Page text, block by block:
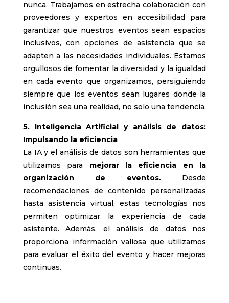
nunca. Trabajamos en estrecha colaboración con
proveedores y expertos en accesibilidad para
garantizar que nuestros eventos sean espacios
inclusivos, con opciones de asistencia que se
adapten a las necesidades individuales. Estamos
orgullosos de fomentar la diversidad y la igualdad
en cada evento que organizamos, persiguiendo
siempre que los eventos sean lugares donde la
inclusión sea una realidad, no solo una tendencia.
5. Inteligencia Artificial y análisis de datos:
Impulsando la eficiencia
La IA y el análisis de datos son herramientas que
utilizamos para mejorar la eficiencia en la
organización de eventos.Desde
recomendaciones de contenido personalizadas
hasta asistencia virtual, estas tecnologías nos
permiten optimizar la experiencia de cada
asistente. Además, el análisis de datos nos
proporciona información valiosa que utilizamos
para evaluar el éxito del evento y hacer mejoras
continuas.